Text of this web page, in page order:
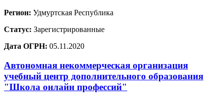
Регион: Удмуртская Республика
Статус: Зарегистрированные
Дата ОГРН: 05.11.2020
Автономная некоммерческая организация
учебный центр дополнительного образования
"Школа онлайн профессий"